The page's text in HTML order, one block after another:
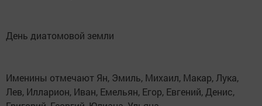
День диатомовой земли
Именины отмечают Ян, Эмиль, Михаил, Макар, Лука,
Лев, Илларион, Иван, Емельян, Егор, Евгений, Денис,